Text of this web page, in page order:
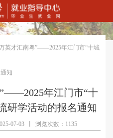
英才汇南粤”——2025年江门市“十城
知
年江门市“十
研学活动的报名通知
07-03 浏览次数：1135